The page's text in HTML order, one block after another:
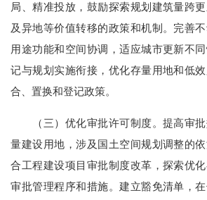
局、精准投放，鼓励探索规划建筑量跨
及异地等价值转移的政策和机制。完善
用途功能和空间协调，适应城市更新不
记与规划实施衔接，优化存量用地和低
合、置换和登记政策。
（三）优化审批许可制度。提高审批
量建设用地，涉及国土空间规划调整的
合工程建设项目审批制度改革，探索优
审批管理程序和措施。建立豁免清单，